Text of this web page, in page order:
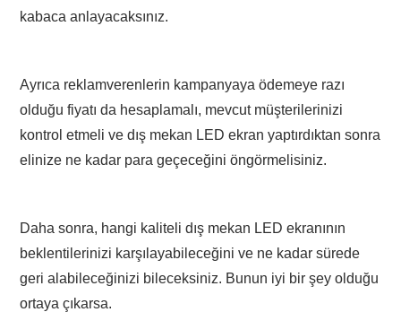
kabaca anlayacaksınız.
Ayrıca reklamverenlerin kampanyaya ödemeye razı
olduğu fiyatı da hesaplamalı, mevcut müşterilerinizi
kontrol etmeli ve dış mekan LED ekran yaptırdıktan sonra
elinize ne kadar para geçeceğini öngörmelisiniz.
Daha sonra, hangi kaliteli dış mekan LED ekranının
beklentilerinizi karşılayabileceğini ve ne kadar sürede
geri alabileceğinizi bileceksiniz. Bunun iyi bir şey olduğu
ortaya çıkarsa.